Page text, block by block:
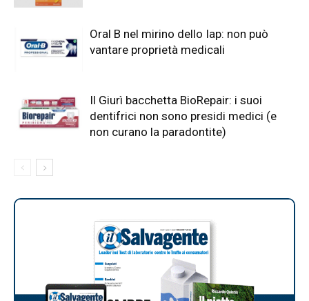
Oral B nel mirino dello Iap: non può
vantare proprietà medicali
Il Giurì bacchetta BioRepair: i suoi
dentifrici non sono presidi medici (e
non curano la paradontite)